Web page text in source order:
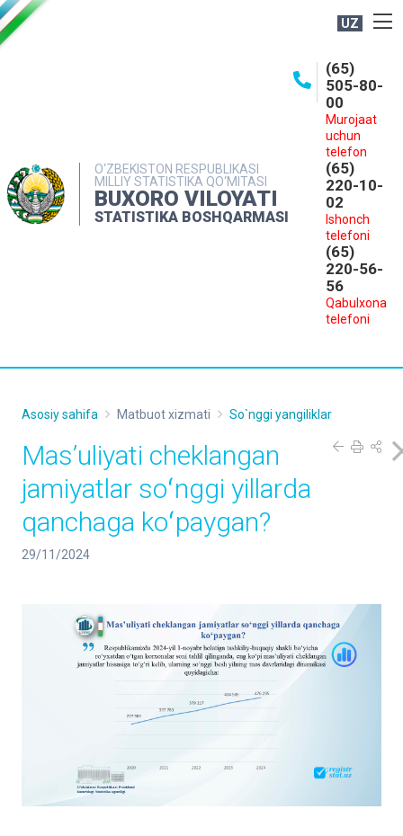
UZ
O‘ZBEKISTON RESPUBLIKASI
MILLIY STATISTIKA QO‘MITASI
BUXORO VILOYATI
STATISTIKA BOSHQARMASI
(65)
505-80-
00
Murojaat
uchun
telefon
(65)
220-10-
02
Ishonch
telefoni
(65)
220-56-
56
Qabulxona
telefoni
MATBUOT XIZMATI
MUROJAATLAR
Asosiy sahifa Matbuot xizmati So`nggi yangiliklar
Masʼuliyati cheklangan
jamiyatlar soʻnggi yillarda
qanchaga koʻpaygan?
29/11/2024